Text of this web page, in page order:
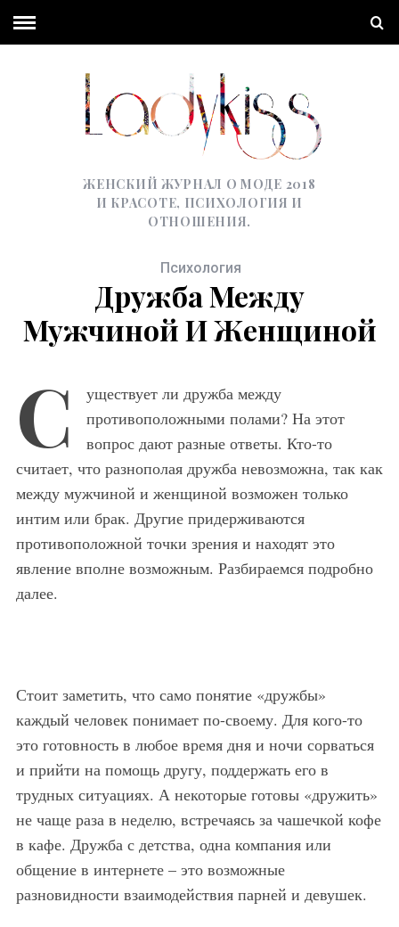
ЖЕНСКИЙ ЖУРНАЛ О МОДЕ 2018
И КРАСОТЕ, ПСИХОЛОГИЯ И
ОТНОШЕНИЯ.
Психология
Дружба Между
Мужчиной И Женщиной
С
уществует ли дружба между
противоположными полами? На этот
вопрос дают разные ответы. Кто-то
считает, что разнополая дружба невозможна, так как
между мужчиной и женщиной возможен только
интим или брак. Другие придерживаются
противоположной точки зрения и находят это
явление вполне возможным. Разбираемся подробно
далее.
Стоит заметить, что само понятие «дружбы»
каждый человек понимает по-своему. Для кого-то
это готовность в любое время дня и ночи сорваться
и прийти на помощь другу, поддержать его в
трудных ситуациях. А некоторые готовы «дружить»
не чаще раза в неделю, встречаясь за чашечкой кофе
в кафе. Дружба с детства, одна компания или
общение в интернете – это возможные
разновидности взаимодействия парней и девушек.